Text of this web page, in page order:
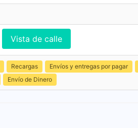
Vista de calle
Recargas Envíos y entregas por pagar
Envío de Dinero